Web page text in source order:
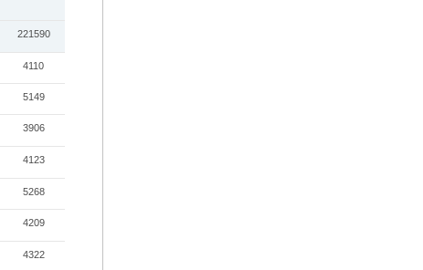
221590
4110
5149
3906
4123
5268
4209
4322